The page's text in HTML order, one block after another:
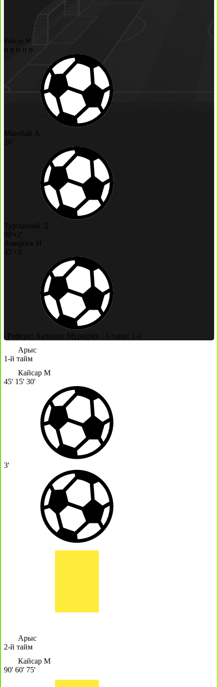
Кайсар М
н в н п п
Мынбай А
20'
Турсынбай Д
90'+2'
Амирбек Н
45'+3'
Рефери: Халилов Мурадбек
1-тайм: 1-1
Арыс
1-й тайм
Кайсар М
45' 15' 30'
3'
Арыс
2-й тайм
Кайсар М
90' 60' 75'